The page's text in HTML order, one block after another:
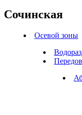
Сочинская
Осевой зоны